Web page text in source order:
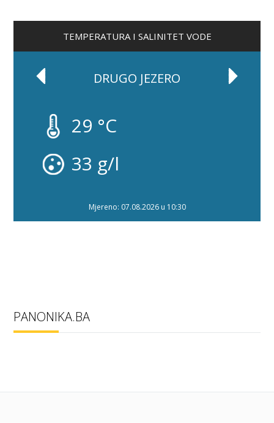
TEMPERATURA I SALINITET VODE
DRUGO JEZERO
29 °C
33 g/l
Mjereno: 07.08.2026 u 10:30
PANONIKA.BA